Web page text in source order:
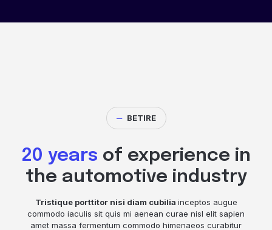
─ BETIRE
20 years of experience in
the automotive industry
Tristique porttitor nisi diam cubilia inceptos augue
commodo iaculis sit quis mi aenean curae nisl elit sapien
amet massa fermentum commodo himenaeos curabitur